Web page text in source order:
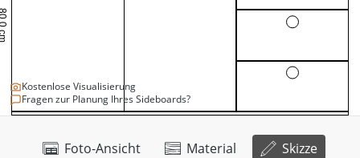
Foto-Ansicht Material Skizze
Kostenlose Visualisierung
Fragen zur Planung Ihres Sideboards?